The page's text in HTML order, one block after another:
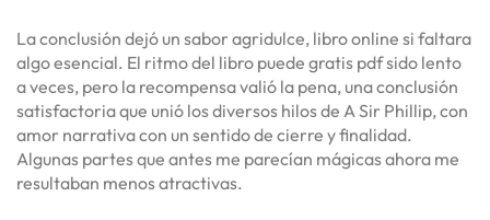
La conclusión dejó un sabor agridulce, libro online​ si faltara
algo esencial. El ritmo del libro puede gratis pdf sido lento
a veces, pero la recompensa valió la pena, una conclusión
satisfactoria que unió los diversos hilos de A Sir Phillip, con
amor narrativa con un sentido de cierre y finalidad.
Algunas partes que antes me parecían mágicas ahora me
resultaban menos atractivas.